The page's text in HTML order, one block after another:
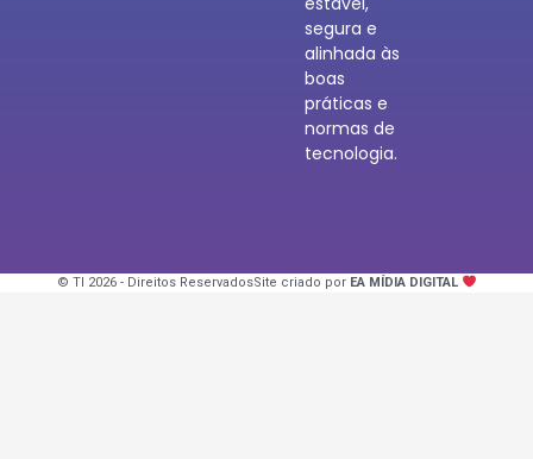
segura e
alinhada às
boas
práticas e
normas de
tecnologia.
© TI 2026 - Direitos ReservadosSite criado por EA MÍDIA DIGITAL